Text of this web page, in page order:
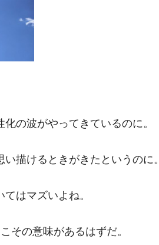
の波がやってきているのに。
描けるときがきたというのに。
はマズいよね。
その意味があるはずだ。